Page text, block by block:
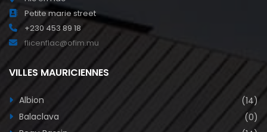
Petite marie street
+230 453 89 18
flicenflac@ofim.mu
VILLES MAURICIENNES
Albion
(14)
Balaclava
(0)